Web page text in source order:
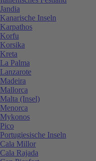
Jandia
Kanarische Inseln
Karpathos
Korfu
Korsika
Kreta
La Palma
Lanzarote
Madeira
Mallorca
Malta (Insel)
Menorca
Mykonos
Pico
Portugiesische Inseln
Cala Millor
Cala Rajada